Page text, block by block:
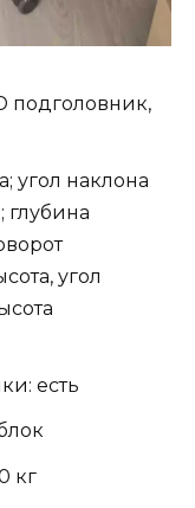
подголовник,
угол наклона
глубина
угол
есть
кг